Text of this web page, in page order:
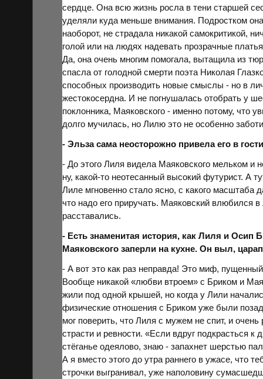
сердце. Она всю жизнь росла в тени старшей
уделяли куда меньше внимания. Подростком
наоборот, не страдала никакой самокритикой,
голой или на людях надевать прозрачные
Да, она очень многим помогала, вытащила из
спасла от голодной смерти поэта Николая
способных производить новые смыслы - но в
жестокосердна. И не погнушалась отобрать у
поклонника, Маяковского - именно потому, что
долго мучилась, но Лилю это не особенно
- Эльза сама неосторожно привела его в
- До этого Лиля видела Маяковского мельком и
ну, какой-то неотесанный высокий футурист. А
Лиле мгновенно стало ясно, с какого масштаба
что надо его приручать. Маяковский влюбился
расставались.
- Есть знаменитая история, как Лиля и Осип
Маяковского заперли на кухне. Он выл,
- А вот это как раз неправда! Это миф,
Вообще никакой «любви втроем» с Бриком и
жили под одной крышей, но когда у Лили
физические отношения с Бриком уже были
мог поверить, что Лиля с мужем не спит, и
страсти и ревности. «Если вдруг подкрасться к
стёганье одеялово, знаю - запахнет шерстью
А я вместо этого до утра раннего в ужасе, что
строчки выгранивал, уже наполовину